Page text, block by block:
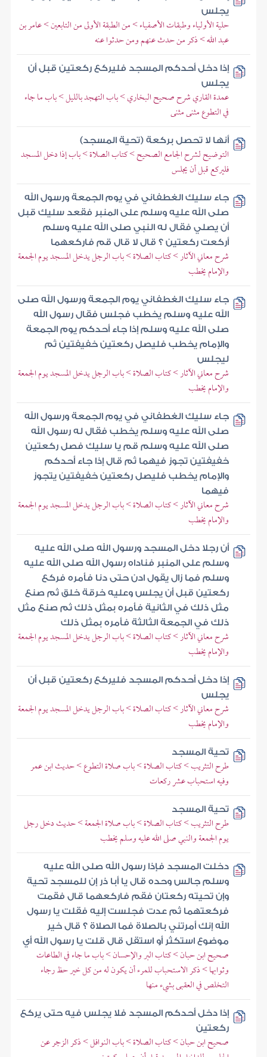
يجلس
حلية الأولياء وطبقات الأصفياء > من الطبقة الأولى من التابعين > عامر بن
عبد الله > ذكر من حدث عنهم ومن حدثوا عنه
إذا دخل أحدكم المسجد فليركع ركعتين قبل أن
يجلس
عمدة القاري شرح صحيح البخاري > باب التهجد بالليل > باب ما جاء
في التطوع مثنى مثنى
أنها لا تحصل بركعة (تحية المسجد)
التوضيح لشرح الجامع الصحيح > كتاب الصلاة > باب إذا دخل المسجد
فليركع قبل أن يجلس
جاء سليك الغطفاني في يوم الجمعة ورسول الله
صلى الله عليه وسلم على المنبر فقعد سليك قبل
أن يصلي فقال له النبي صلى الله عليه وسلم
أركعت ركعتين ؟ قال لا قال قم فاركعهما
شرح معاني الآثار > كتاب الصلاة > باب الرجل يدخل المسجد يوم الجمعة
والإمام يخطب
جاء سليك الغطفاني يوم الجمعة ورسول الله صلى
الله عليه وسلم يخطب فجلس فقال رسول الله
صلى الله عليه وسلم إذا جاء أحدكم يوم الجمعة
والإمام يخطب فليصل ركعتين خفيفتين ثم
ليجلس
شرح معاني الآثار > كتاب الصلاة > باب الرجل يدخل المسجد يوم الجمعة
والإمام يخطب
جاء سليك الغطفاني في يوم الجمعة ورسول الله
صلى الله عليه وسلم يخطب فقال له رسول الله
صلى الله عليه وسلم قم يا سليك فصل ركعتين
خفيفتين تجوز فيهما ثم قال إذا جاء أحدكم
والإمام يخطب فليصل ركعتين خفيفتين يتجوز
فيهما
شرح معاني الآثار > كتاب الصلاة > باب الرجل يدخل المسجد يوم الجمعة
والإمام يخطب
أن رجلا دخل المسجد ورسول الله صلى الله عليه
وسلم على المنبر فناداه رسول الله صلى الله عليه
وسلم فما زال يقول ادن حتى دنا فأمره فركع
ركعتين قبل أن يجلس وعليه خرقة خلق ثم صنع
مثل ذلك في الثانية فأمره بمثل ذلك ثم صنع مثل
ذلك في الجمعة الثالثة فأمره بمثل ذلك
شرح معاني الآثار > كتاب الصلاة > باب الرجل يدخل المسجد يوم الجمعة
والإمام يخطب
إذا دخل أحدكم المسجد فليركع ركعتين قبل أن
يجلس
شرح معاني الآثار > كتاب الصلاة > باب الرجل يدخل المسجد يوم الجمعة
والإمام يخطب
تحية المسجد
طرح التثريب > كتاب الصلاة > باب صلاة التطوع > حديث ابن عمر
وفيه استحباب عشر ركعات
تحية المسجد
طرح التثريب > كتاب الصلاة > باب صلاة الجمعة > حديث دخل رجل
يوم الجمعة والنبي صلى الله عليه وسلم يخطب
دخلت المسجد فإذا رسول الله صلى الله عليه
وسلم جالس وحده قال يا أبا ذر إن للمسجد تحية
وإن تحيته ركعتان فقم فاركعهما قال فقمت
فركعتهما ثم عدت فجلست إليه فقلت يا رسول
الله إنك أمرتني بالصلاة فما الصلاة ؟ قال خير
موضوع استكثر أو استقل قال قلت يا رسول الله أي
صحيح ابن حبان > كتاب البر والإحسان > باب ما جاء في الطاعات
وثوابها > ذكر الاستحباب للمرء أن يكون له من كل خير حظ رجاء
التخلص في العقبى بشيء منها
إذا دخل أحدكم المسجد فلا يجلس فيه حتى يركع
ركعتين
صحيح ابن حبان > كتاب الصلاة > باب النوافل > ذكر الزجر عن